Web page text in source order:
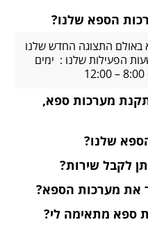
הספא שלנו?
באולם התצוגה החדש שלנו
4, אשדוד שעות הפעילות שלנו : ימים
מערכות ספא,
שלנו?
לקבל שירות?
את מערכות הספא?
ספא מתאימה לי?